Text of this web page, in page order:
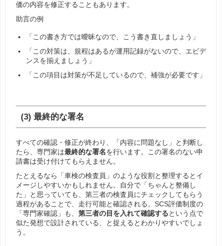
価の内容を修正することもあります。
助言の例
「この書き方では曖昧なので、こう書き直しましょう」
「この対策は、規程はあるが運用記録がないので、エビデ
ンスを揃えましょう」
「この項目は対策が不足しているので、補強が必要です」
(3) 最終的な署名
すべての確認・修正が終わり、「内容に問題なし」と判断し
たら、専門家は最終的な署名を行います。この署名のない申
請書は受け付けてもらえません。
たとえるなら「車検の検査員」のような役割と整理するとイ
メージしやすいかもしれません。自分で「ちゃんと整備し
た」と思っていても、第三者の検査員にチェックしてもらう
過程があることで、走行可能と確認される。SCS評価制度の
「専門家確認」も、 第三者の目を入れて確認するという点で
似た発想で設計されている、と捉えるとわかりやすいでしょ
う。